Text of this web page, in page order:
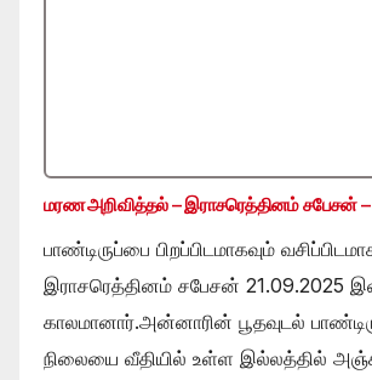
மரண அறிவித்தல் – இராசரெத்தினம் சபேசன் –
பாண்டிருப்பை பிறப்பிடமாகவும்
இராசரெத்தினம் சபேசன் 21.09.2025
காலமானார்.அன்னாரின் பூதவுடல்
நிலையை வீதியில் உள்ள இல்லத்தில்